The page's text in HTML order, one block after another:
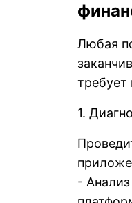
Любая
требует
1.
-